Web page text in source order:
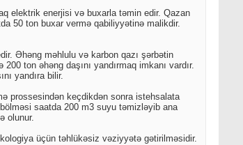
elektrik enerjisi və buxarla təmin edir. Qazan
50 ton buxar vermə qabiliyyətinə malikdir.
Əhəng məhlulu və karbon qazı şərbətin
ton əhəng daşını yandırmaq imkanı vardır.
yandıra bilir.
prossesindən keçdikdən sonra istehsalata
saatda 200 m3 suyu təmizləyib ana
olunur.
üçün təhlükəsiz vəziyyətə gətirilməsidir.